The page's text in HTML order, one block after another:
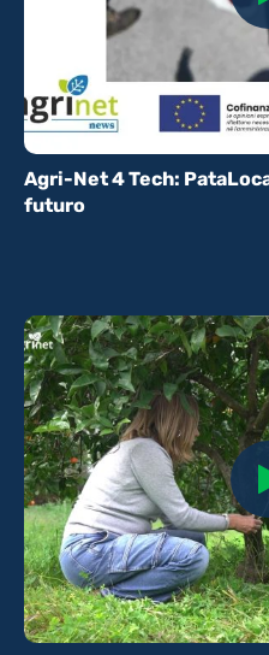
Agri-Net 4 Tech:
futuro